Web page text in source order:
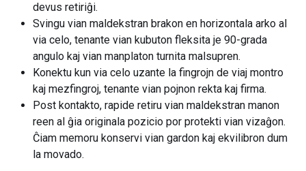
devus retiriĝi.
Svingu vian maldekstran brakon en horizontala arko al
via celo, tenante vian kubuton fleksita je 90-grada
angulo kaj vian manplaton turnita malsupren.
Konektu kun via celo uzante la fingrojn de viaj montro
kaj mezfingroj, tenante vian pojnon rekta kaj firma.
Post kontakto, rapide retiru vian maldekstran manon
reen al ĝia originala pozicio por protekti vian vizaĝon.
Ĉiam memoru konservi vian gardon kaj ekvilibron dum
la movado.